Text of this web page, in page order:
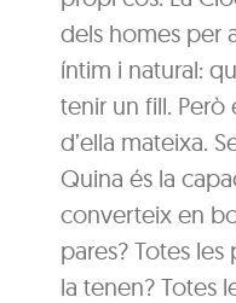
dels homes per
íntim i natural:
tenir un fill.
d’ella mateixa.
Quina és la
converteix en
pares? Totes
la tenen? Totes